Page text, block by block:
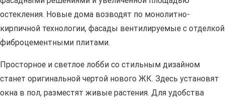
остекления. Новые дома возводят по монолитно-
кирпичной технологии, фасады вентилируемые с отделкой
фиброцементными плитами.
Просторное и светлое лобби со стильным дизайном
станет оригинальной чертой нового ЖК. Здесь установят
окна в пол, разместят живые растения. Для удобства